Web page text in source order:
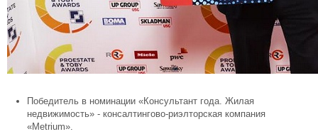
Победитель в номинации «Консультант года. Жилая
недвижимость» - консалтингово-риэлторская компания
«Metrium».